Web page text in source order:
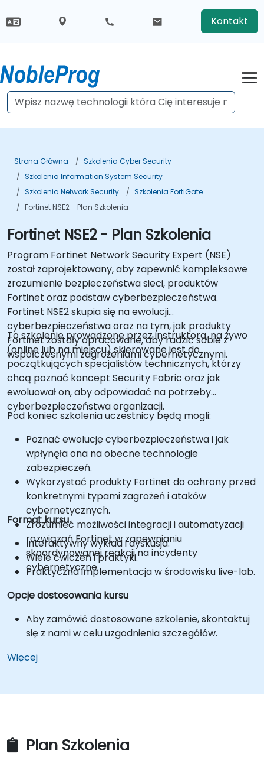
Kontakt
Strona Główna
Szkolenia Cyber Security
Szkolenia Information System Security
Szkolenia Network Security
Szkolenia FortiGate
Fortinet NSE2 - Plan Szkolenia
Fortinet NSE2 - Plan Szkolenia
Program Fortinet Network Security Expert (NSE)
został zaprojektowany, aby zapewnić kompleksowe
zrozumienie bezpieczeństwa sieci, produktów
Fortinet oraz podstaw cyberbezpieczeństwa.
Fortinet NSE2 skupia się na ewolucji
cyberbezpieczeństwa oraz na tym, jak produkty
Fortinet zostały opracowane, aby radzić sobie z
współczesnymi zagrożeniami cybernetycznymi.
To szkolenie prowadzone przez instruktora, na żywo
(online lub na miejscu) skierowane jest do
początkujących specjalistów technicznych, którzy
chcą poznać koncept Security Fabric oraz jak
ewoluował on, aby odpowiadać na potrzeby
cyberbezpieczeństwa organizacji.
Pod koniec szkolenia uczestnicy będą mogli:
Poznać ewolucję cyberbezpieczeństwa i jak
wpłynęła ona na obecne technologie
zabezpieczeń.
Wykorzystać produkty Fortinet do ochrony przed
konkretnymi typami zagrożeń i ataków
cybernetycznych.
Zrozumieć możliwości integracji i automatyzacji
rozwiązań Fortinet w zapewnianiu
skoordynowanej reakcji na incydenty
cybernetyczne.
Format kursu
Interaktywny wykład i dyskusja.
Wiele ćwiczeń i praktyki.
Praktyczna implementacja w środowisku live-lab.
Opcje dostosowania kursu
Aby zamówić dostosowane szkolenie, skontaktuj
się z nami w celu uzgodnienia szczegółów.
Więcej
Plan Szkolenia